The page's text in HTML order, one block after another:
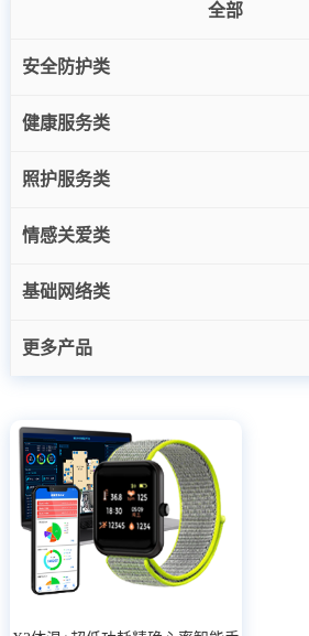
全部
安全防护类
健康服务类
照护服务类
情感关爱类
基础网络类
更多产品